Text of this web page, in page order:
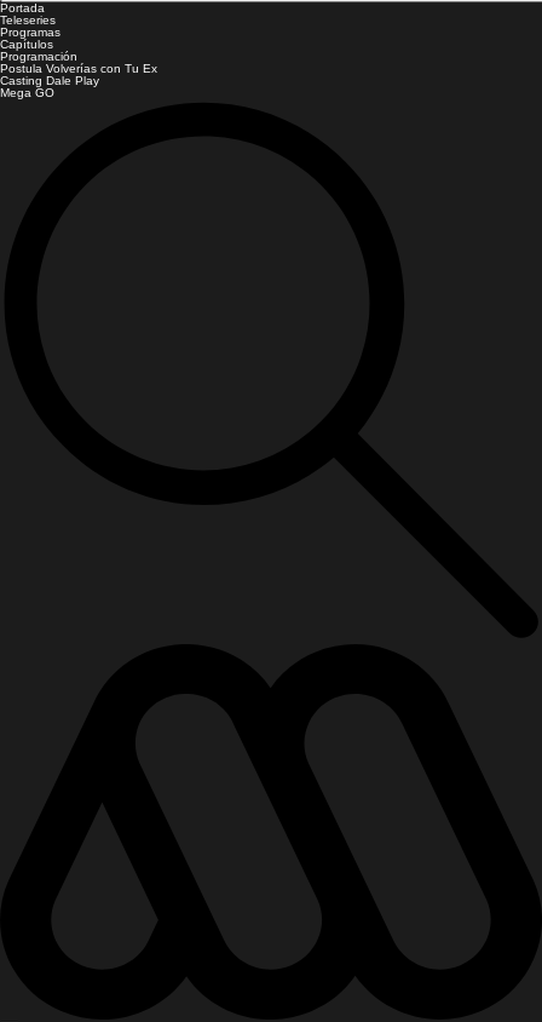
Portada
Teleseries
Programas
Capítulos
Programación
Postula Volverías con Tu Ex
Casting Dale Play
Mega GO